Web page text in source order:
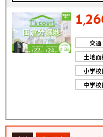
1,
交通
土地面
小学校
中学校